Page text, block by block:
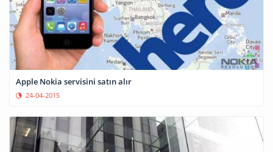
Apple Nokia servisini satın alır
24-04-2015